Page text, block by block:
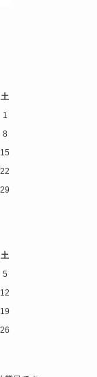
土
1
8
15
22
29
土
5
12
19
26